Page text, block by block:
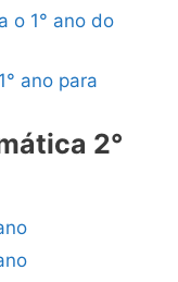
o 1° ano do
ano para
2°